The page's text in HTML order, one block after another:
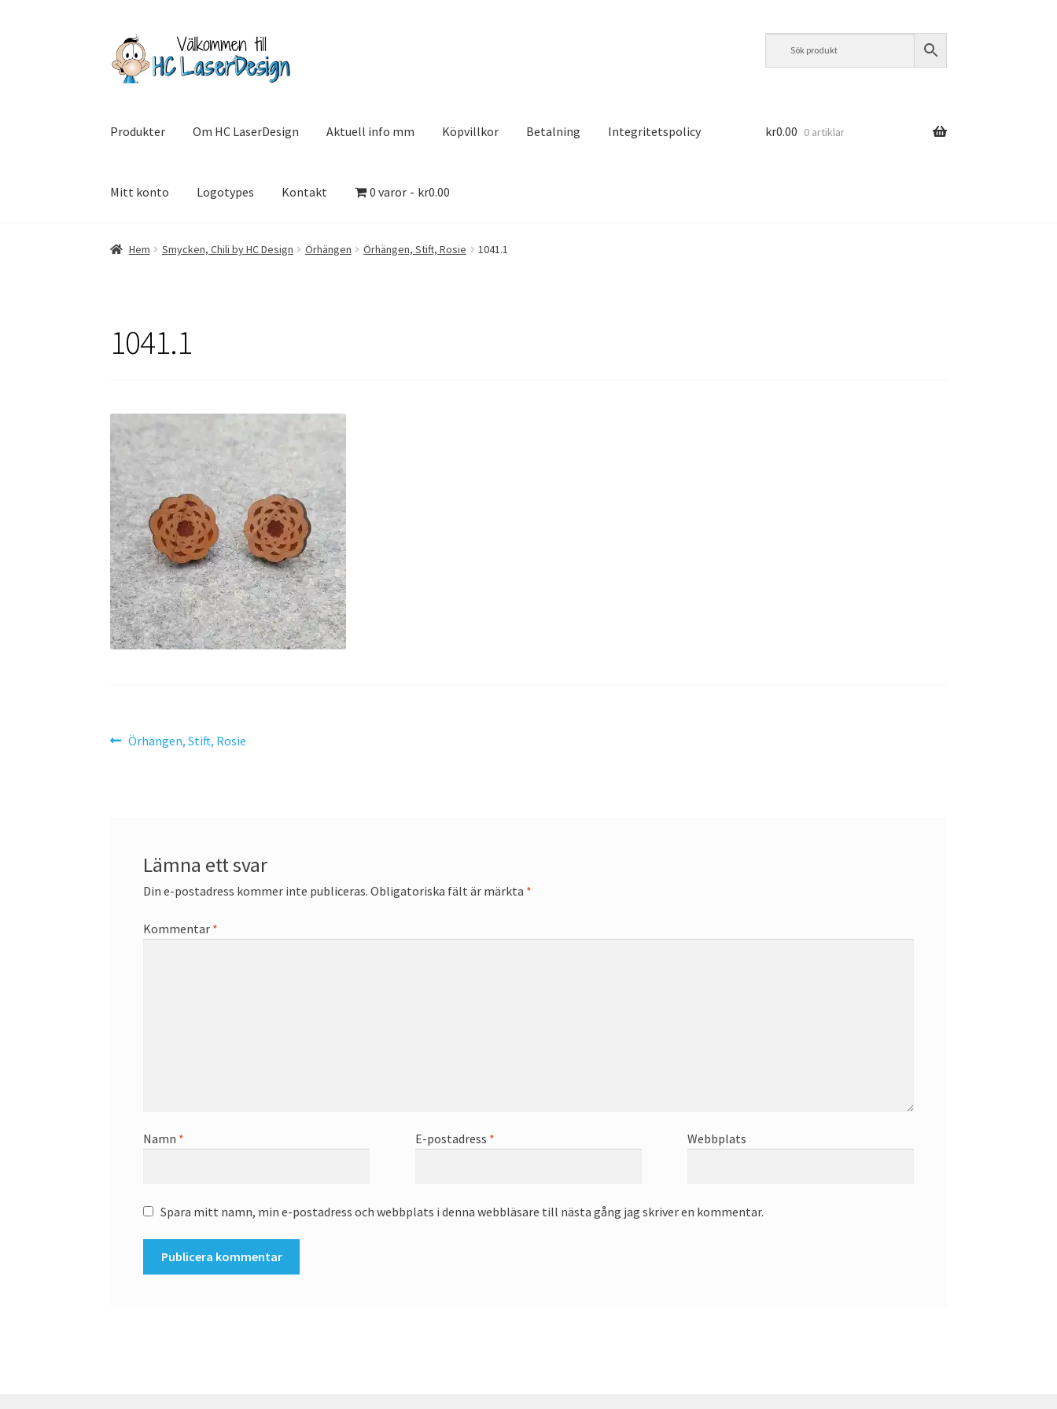
Hoppa
till
navigering
Hoppa
till
innehåll
Produkter Om HC LaserDesign Aktuell info mm Köpvillkor Betalning Integritetspolicy
Mitt konto Logotypes Kontakt 0 varor kr0.00
Hem Aktuell info mm Betalning Integritetspolicy KontaktKöpvillkor Logotypes
kr0.00 0 artiklar
Hem Smycken, Chili by HC Design Örhängen Örhängen, Stift, Rosie 1041.1
1041.1
Inläggsnavigering
Föregående
Örhängen, Stift, Rosie
Lämna ett svar
Din e-postadress kommer inte publiceras. Obligatoriska fält är märkta *
Kommentar *
Namn * E-postadress * Webbplats
Spara mitt namn, min e-postadress och webbplats i denna webbläsare till nästa gång jag skriver en kommentar.